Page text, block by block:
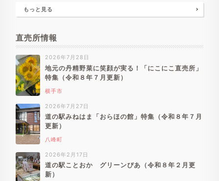
もっと見る
直売所情報
2026年7月28日
地元の丹精野菜に笑顔が実る！「にこにこ直売所」
特集（令和８年７月更新）
横手市
2026年7月27日
道の駅みねはま「おらほの館」特集（令和８年７月
更新）
八峰町
2026年2月17日
道の駅ことおか グリーンぴあ（令和８年２月更
新）